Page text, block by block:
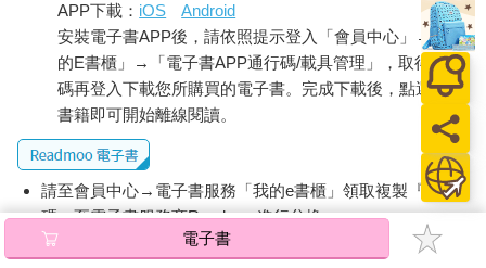
APP下載： iOS
Android
安裝電子書APP後，請依照提示登入「會員中心」→「我
的E書櫃」→「電子書APP通行碼/載具管理」，取得通行
碼再登入下載您所購買的電子書。完成下載後，點選任一
書籍即可開始離線閱讀。
請至會員中心→電子書服務「我的e書櫃」領取複製『兌換
碼』至電子書服務商Readmoo進行兌換。
退換貨須知：
電子書